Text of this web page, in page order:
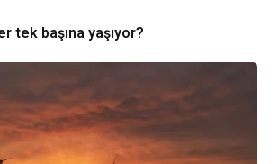
tek başına yaşıyor?